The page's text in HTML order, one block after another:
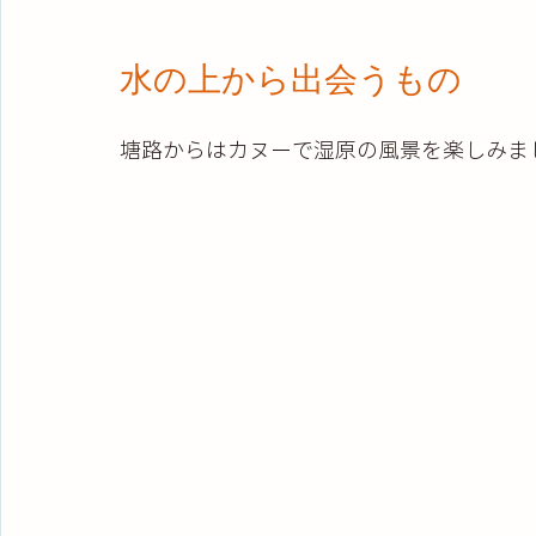
水の上から出会うもの
塘路からはカヌーで湿原の風景を楽しみま